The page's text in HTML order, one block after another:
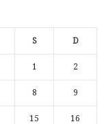
S D
1 2
8 9
15 16